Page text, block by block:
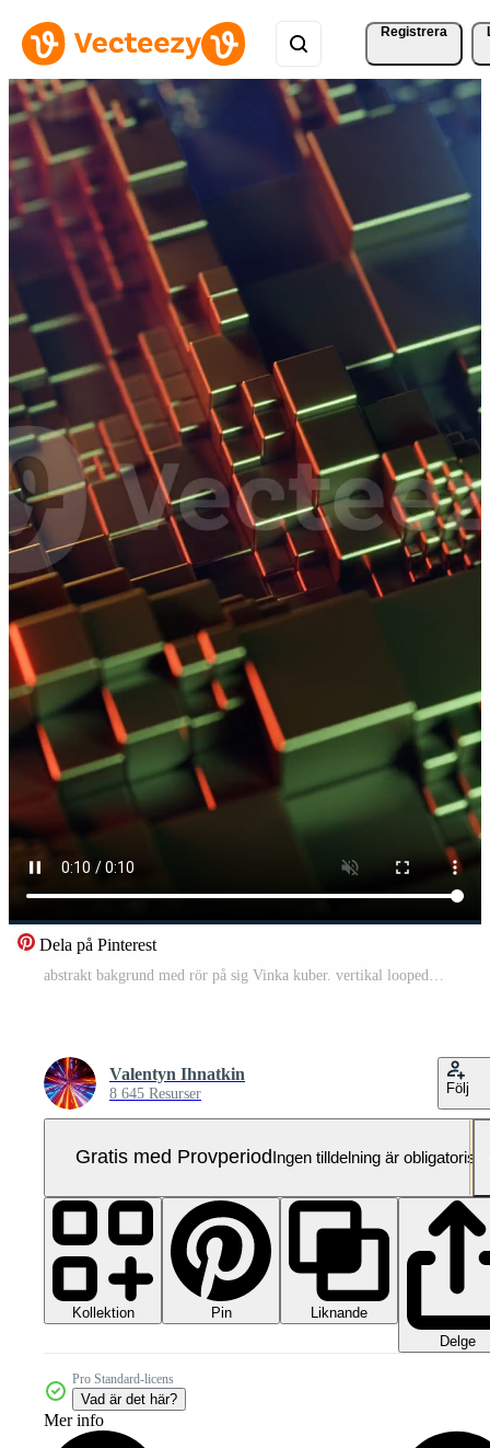
Registrera
Dela på Pinterest
Valentyn Ihnatkin
8 645 Resurser Följ
Gratis med ProvperiodIngen tilldelning är obligatorisk
Kollektion Pin
Liknande
Delge
Pro Standard-licens
Vad är det här?
Mer info